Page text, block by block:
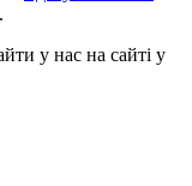
у нас на сайті у